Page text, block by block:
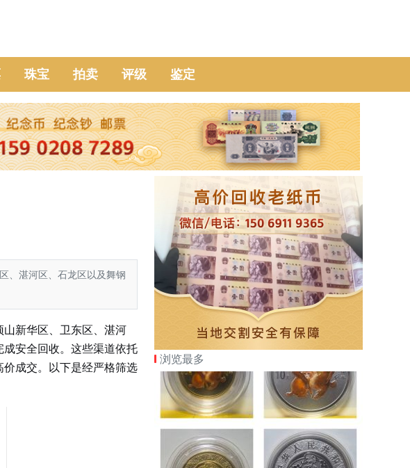
珠宝 拍卖 评级 鉴定
、湛河区、石龙区以及舞钢
新华区、卫东区、湛河
安全回收。这些渠道依托
成交。以下是经严格筛选
浏览最多